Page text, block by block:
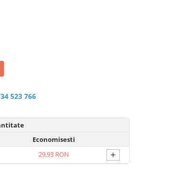
523 766
Economisesti
29,93 RON +